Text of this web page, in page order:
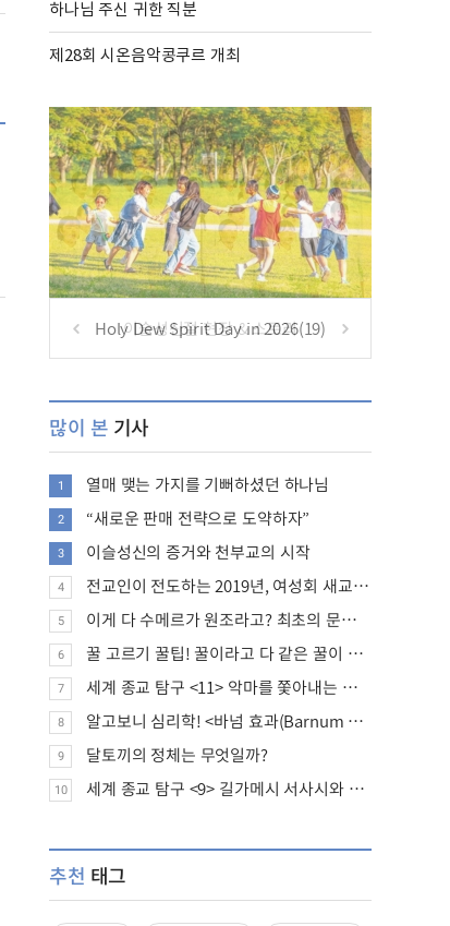
하나님 주신 귀한 직분
제28회 시온음악콩쿠르 개최
Holy Dew Spirit Day in 2026(19)
많이 본 기사
1 열매 맺는 가지를 기뻐하셨던 하나님
2 “새로운 판매 전략으로 도약하자”
3 이슬성신의 증거와 천부교의 시작
4 전교인이 전도하는 2019년, 여성회 새교인 증가 추세
5 이게 다 수메르가 원조라고? 최초의 문명, 수메르는 어떤 문명이었을까?
6 꿀 고르기 꿀팁! 꿀이라고 다 같은 꿀이 아니다!
7 세계 종교 탐구 <11> 악마를 쫓아내는 의식의 뿌리에 대하여
8 알고보니 심리학! <바넘 효과(Barnum effect)>
9 달토끼의 정체는 무엇일까?
10 세계 종교 탐구 <9> 길가메시 서사시와 성경에 대하여
추천 태그